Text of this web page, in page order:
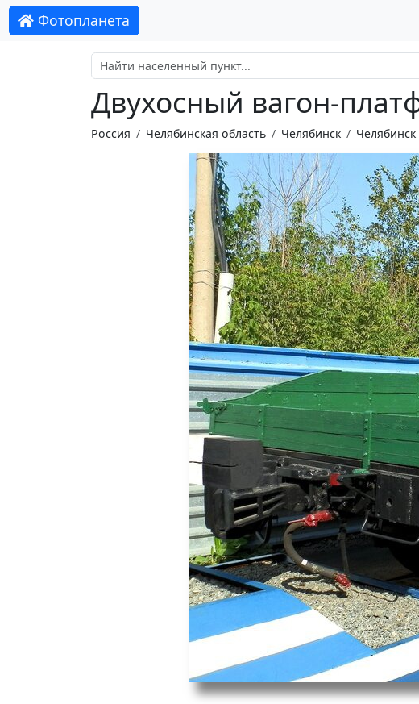
Фотопланета
Двухосный вагон-
Россия Челябинская область Челябинск Челябинск